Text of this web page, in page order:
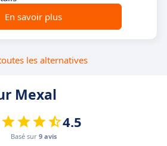
En savoir plus
les alternatives
Mexal
4.5
Basé sur 9 avis